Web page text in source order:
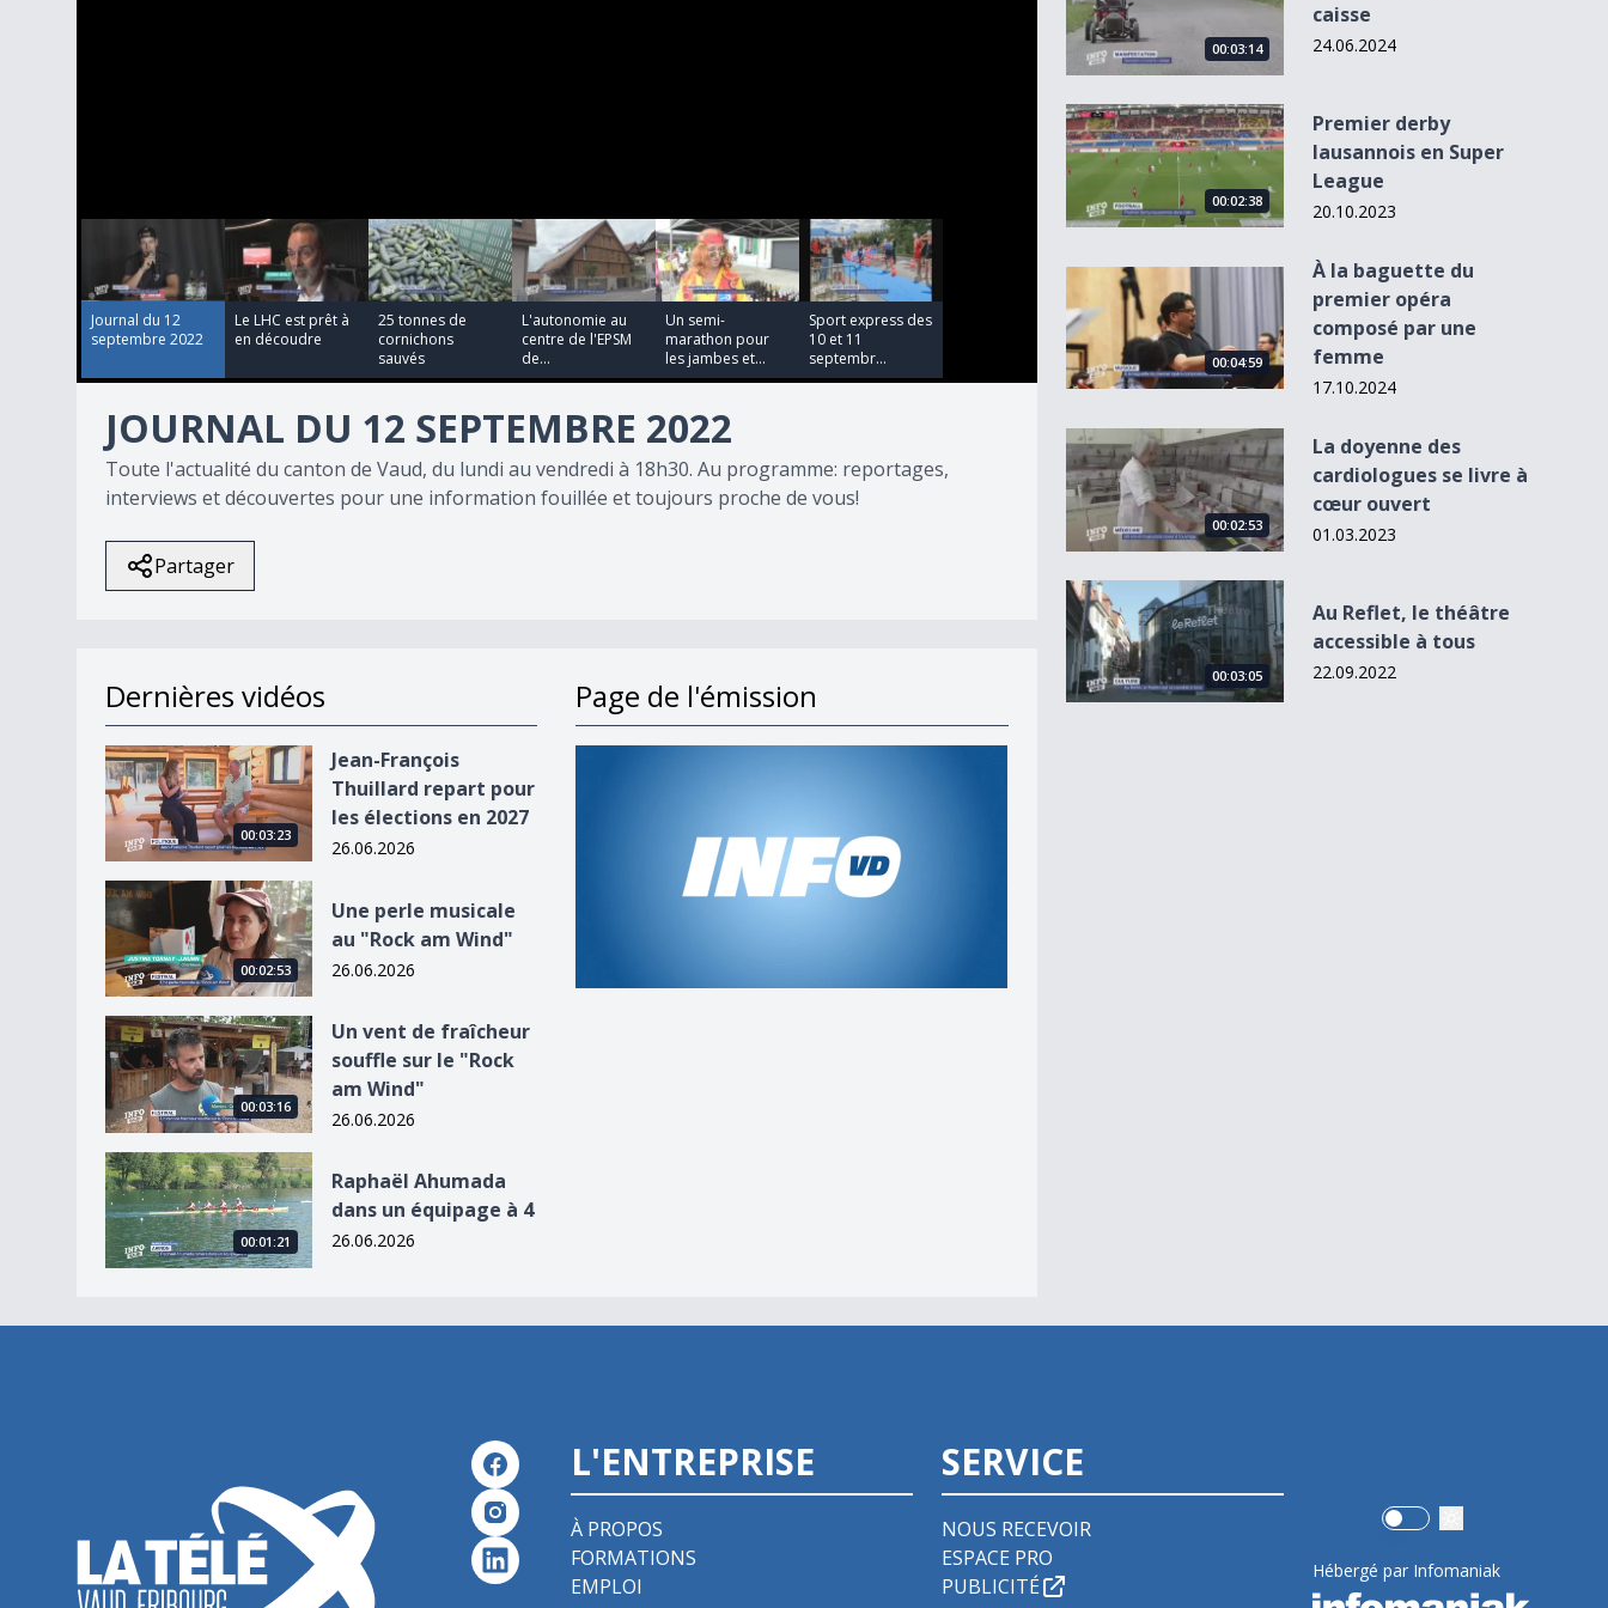
0
seconds
minutes,
secondsVolume
Journal du 12
septembre 2022
Le LHC est prêt à
en découdre
25 tonnes de
cornichons
sauvés
L'autonomie au
centre de l'EPSM
de...
Un semi-
marathon pour
les jambes et...
Sport express des
10 et 11
septembr...
JOURNAL DU 12 SEPTEMBRE 2022
Toute l'actualité du canton de Vaud, du lundi au vendredi à 18h30. Au programme: reportages,
interviews et découvertes pour une information fouillée et toujours proche de vous!
Partager
Dernières vidéos
Jean-François Thuillard repart pour les élections en 2027
00:03:23
Jean-François
Thuillard repart pour
les élections en 2027
26.06.2026
Une perle musicale au &quot;Rock am Wind&quot;
00:02:53
Une perle musicale
au "Rock am Wind"
26.06.2026
Un vent de fraîcheur souffle sur le &quot;Rock am Wind&quot;
00:03:16
Un vent de fraîcheur
souffle sur le "Rock
am Wind"
26.06.2026
Raphaël Ahumada dans un équipage à 4
00:01:21
Raphaël Ahumada
dans un équipage à 4
26.06.2026
Page de l'émission
00:03:14
caisse
24.06.2024
Premier derby lausannois en Super League
00:02:38
Premier derby
lausannois en Super
League
20.10.2023
À la baguette du premier opéra composé par une femme
00:04:59
À la baguette du
premier opéra
composé par une
femme
17.10.2024
La doyenne des cardiologues se livre à cœur ouvert
00:02:53
La doyenne des
cardiologues se livre à
cœur ouvert
01.03.2023
Au Reflet, le théâtre accessible à tous
00:03:05
Au Reflet, le théâtre
accessible à tous
22.09.2022
L'ENTREPRISE
À PROPOS
FORMATIONS
EMPLOI
SERVICE
NOUS RECEVOIR
ESPACE PRO
PUBLICITÉ
Use setting
Hébergé par Infomaniak